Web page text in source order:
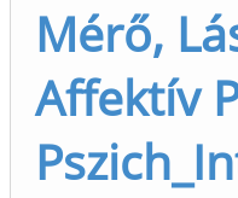
Mérő,
Affektív